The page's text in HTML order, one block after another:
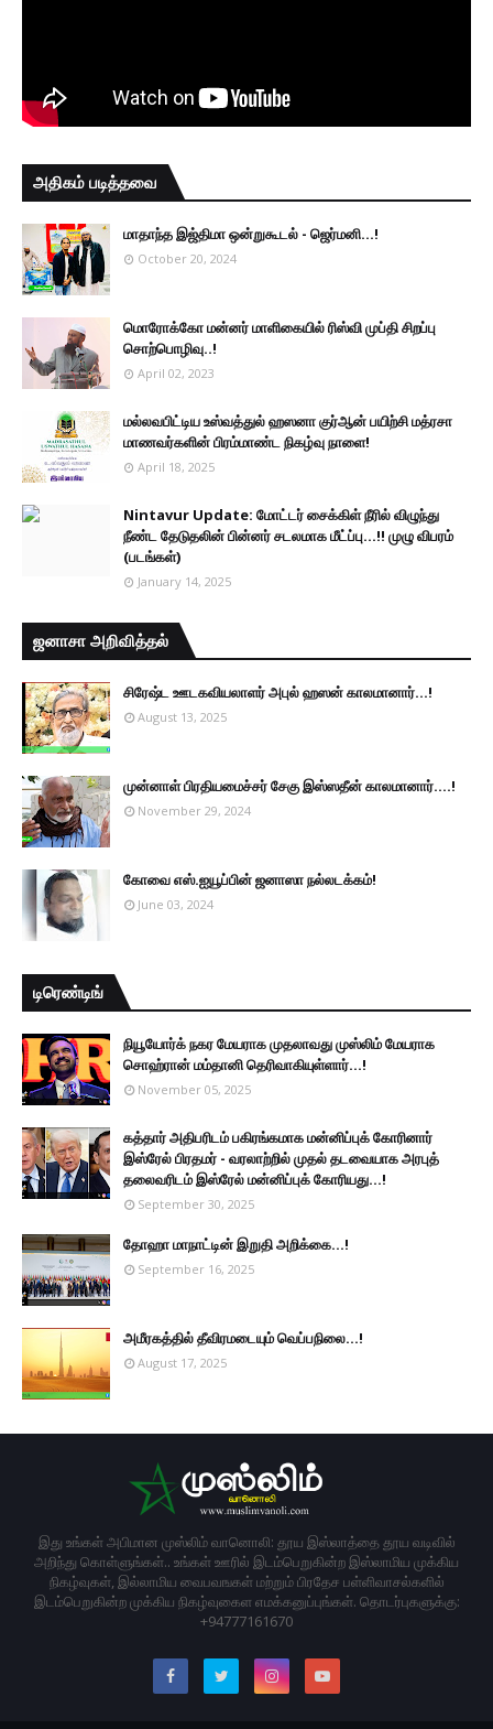
அதிகம் படித்தவை
மாதாந்த இஜ்திமா ஒன்றுகூடல் - ஜெர்மனி…!
October 20, 2024
மொரோக்கோ மன்னர் மாளிகையில் ரிஸ்வி முப்தி சிறப்பு
சொற்பொழிவு..!
April 02, 2023
மல்லவபிட்டிய உஸ்வத்துல் ஹஸனா குர்ஆன் பயிற்சி மத்ரசா
மாணவர்களின் பிரம்மாண்ட நிகழ்வு நாளை!
April 18, 2025
Nintavur Update: மோட்டர் சைக்கிள் நீரில் விழுந்து
நீண்ட தேடுதலின் பின்னர் சடலமாக மீட்ப்பு…!! முழு விபரம்
(படங்கள்)
January 14, 2025
ஜனாசா அறிவித்தல்
சிரேஷ்ட ஊடகவியலாளர் அபுல் ஹஸன் காலமானார்...!
August 13, 2025
முன்னாள் பிரதியமைச்சர் சேகு இஸ்ஸதீன் காலமானார்….!
November 29, 2024
கோவை எஸ்.ஐயூப்பின் ஜனாஸா நல்லடக்கம்!
June 03, 2024
டிரெண்டிங்
நியூயோர்க் நகர மேயராக முதலாவது முஸ்லிம் மேயராக
சொஹ்ரான் மம்தானி தெரிவாகியுள்ளார்...!
November 05, 2025
கத்தார் அதிபரிடம் பகிரங்கமாக மன்னிப்புக் கோரினார்
இஸ்ரேல் பிரதமர் - வரலாற்றில் முதல் தடவையாக அரபுத்
தலைவரிடம் இஸ்ரேல் மன்னிப்புக் கோரியது...!
September 30, 2025
தோஹா மாநாட்டின் இறுதி அறிக்கை...!
September 16, 2025
அமீரகத்தில் தீவிரமடையும் வெப்பநிலை...!
August 17, 2025
இது உங்கள் அபிமான முஸ்லிம் வானொலி: தூய இஸ்லாத்தை தூய வடிவில்
அறிந்து கொள்ளுங்கள்.. உங்கள் ஊரில் இடம்பெறுகின்ற இஸ்லாமிய முக்கிய
நிகழ்வுகள், இல்லாமிய வைபவஙகள் மற்றும் பிரதேச பள்ளிவாசல்களில்
இடம்பெறுகின்ற முக்கிய நிகழ்வுகைள எமக்கனுப்புங்கள். தொடர்புகளுக்கு:
+94777161670